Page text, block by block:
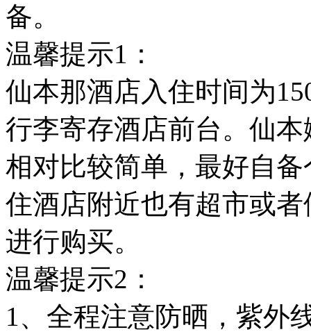
备。
温馨提示1：
仙本那酒店入住时间为
行李寄存酒店前台。仙
相对比较简单，最好自
住酒店附近也有超市或
进行购买。
温馨提示2：
1、全程注意防晒，紫外